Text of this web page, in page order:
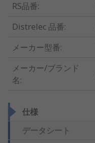
RS品番:
Distrelec 品番:
メーカー型番:
メーカー/ブランド
名:
仕様
データシート